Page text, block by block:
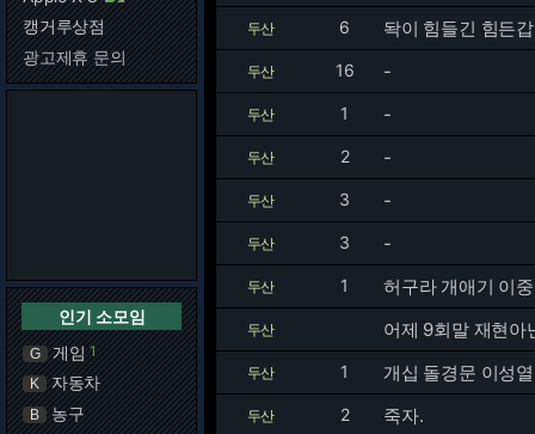
캥거루상점
광고제휴 문의
인기 소모임
G 게임 1
K 자동차
B 농구
두산 6 돡이 힘들긴 힘든
두산 16 -
두산 1 -
두산 2 -
두산 3 -
두산 3 -
두산 1 허구라 개애기 이
두산 어제 9회말 재현아
두산 1 개십 돌경문 이성
두산 2 죽자.